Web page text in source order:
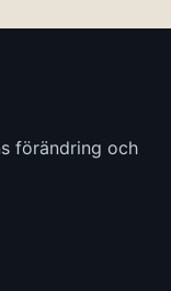
förändring och